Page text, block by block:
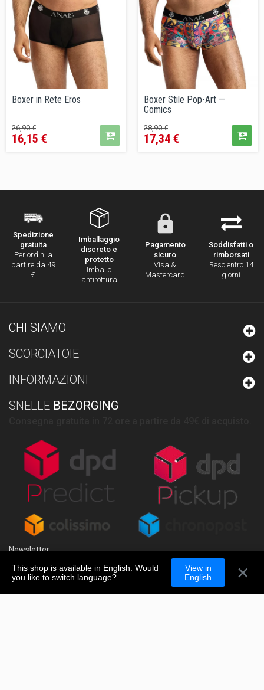
Boxer in Rete Eros
Prezzo
base
26,90 €Prezzo
16,15 €
Boxer Stile Pop-Art —
Comics
Prezzo
base
28,90 €Prezzo
17,34 €
Spedizione
gratuita
Per ordini a
partire da 49
€
Imballaggio
discreto e
protetto
Imballo
antirottura
Pagamento
sicuro
Visa &
Mastercard
Soddisfatti o
rimborsati
Reso entro 14
giorni
CHI SIAMO
SCORCIATOIE
INFORMAZIONI
SNELLE BEZORGING
Newsletter
This shop is available in English. Would
you like to switch language?
View in
English
×